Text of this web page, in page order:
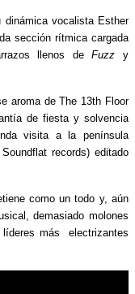
vocalista Esther
sección rítmica cargada
llenos deFuzzy
aroma de The 13th Floor
de fiesta y solvencia
visita a la península
, Soundflat records) editado
como un todo y, aún
demasiado molones
más electrizantes